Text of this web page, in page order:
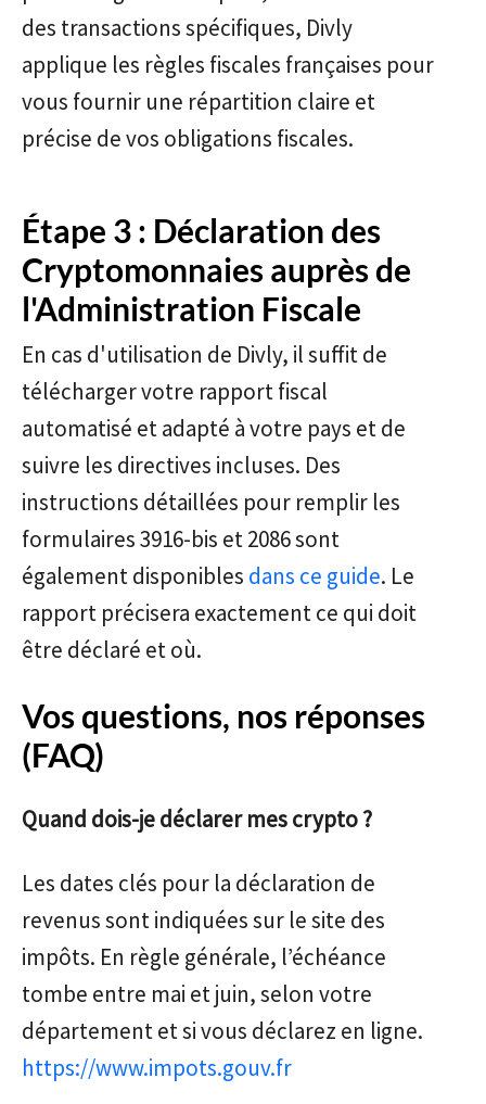
des transactions spécifiques, Divly
applique les règles fiscales françaises pour
vous fournir une répartition claire et
précise de vos obligations fiscales.
Étape 3 : Déclaration des
Cryptomonnaies auprès de
l'Administration Fiscale
En cas d'utilisation de Divly, il suffit de
télécharger votre rapport fiscal
automatisé et adapté à votre pays et de
suivre les directives incluses. Des
instructions détaillées pour remplir les
formulaires 3916-bis et 2086 sont
également disponibles dans ce guide. Le
rapport précisera exactement ce qui doit
être déclaré et où.
Vos questions, nos réponses
(FAQ)
Quand dois-je déclarer mes crypto ?
Les dates clés pour la déclaration de
revenus sont indiquées sur le site des
impôts. En règle générale, l’échéance
tombe entre mai et juin, selon votre
département et si vous déclarez en ligne.
https://www.impots.gouv.fr